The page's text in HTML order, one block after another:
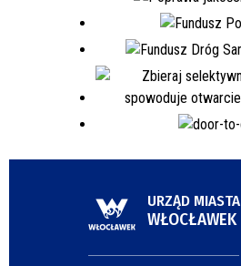
URZĄD MIASTA
WŁOCŁAWEK